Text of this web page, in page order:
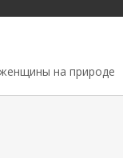
на природе